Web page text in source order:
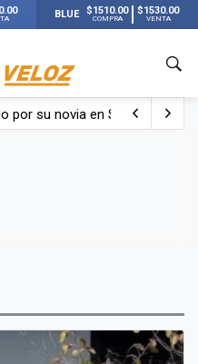
BLUE $1510.00
COMPRA
$1530.00
VENTA
por su novia en San Luis: